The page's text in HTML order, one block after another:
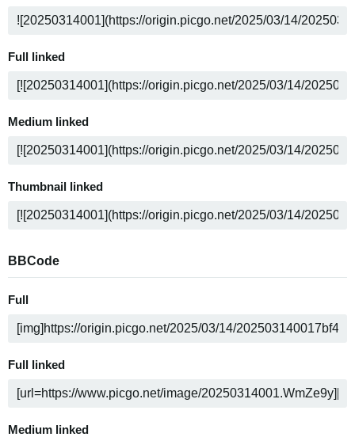
Full linked
Medium linked
Thumbnail linked
BBCode
Full
Full linked
Medium linked